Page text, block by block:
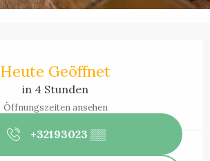
Heute Geöffnet
in 4 Stunden
Öffnungszeiten ansehen
+32193023 ▒▒